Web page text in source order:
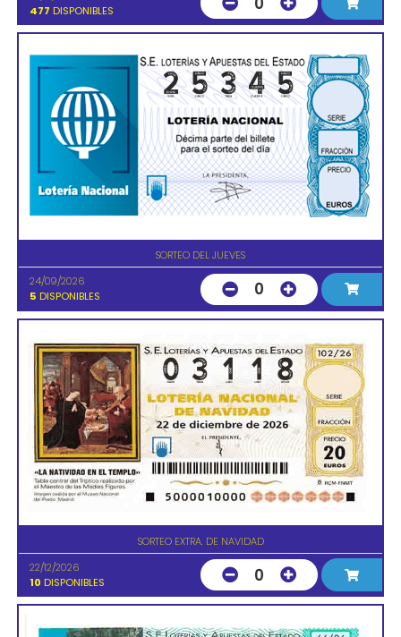
477 DISPONIBLES
SORTEO DEL JUEVES
24/09/2026
5 DISPONIBLES 0
SORTEO EXTRA. DE NAVIDAD
22/12/2026
10 DISPONIBLES 0